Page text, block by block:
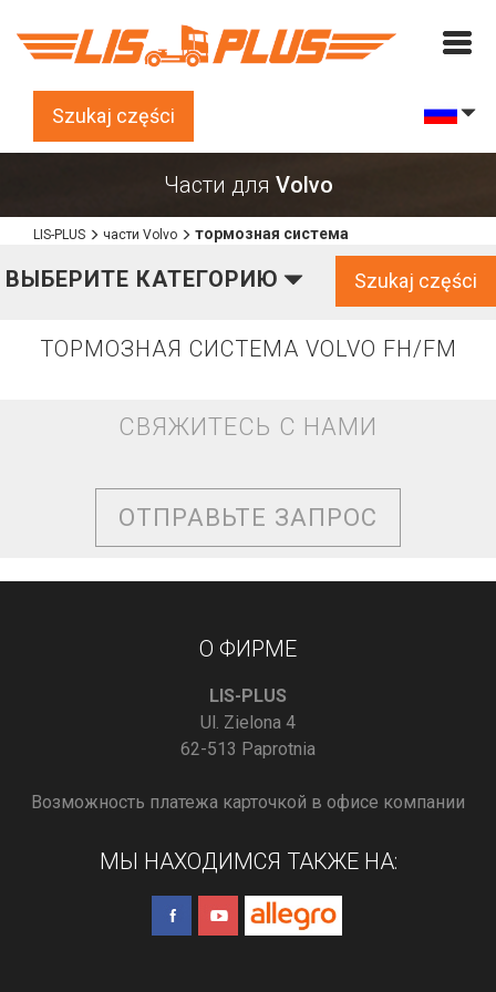
Szukaj części
Части для Volvo
LIS-PLUS части Volvo тормозная система
ВЫБЕРИТЕ КАТЕГОРИЮ Szukaj części
ТОРМОЗНАЯ СИСТЕМА VOLVO FH/FM
СВЯЖИТЕСЬ С НАМИ
ОТПРАВЬТЕ ЗАПРОС
О ФИРМЕ
LIS-PLUS
Ul. Zielona 4
62-513 Paprotnia
Возможность платежа карточкой в офисе компании
МЫ НАХОДИМСЯ ТАКЖЕ НА: